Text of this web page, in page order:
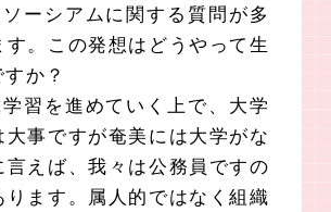
ソーシアムに関する質問が多
す。この発想はどうやって生
か？
習を進めていく上で、大学
大事ですが奄美には大学がな
言えば、我々は公務員ですの
ります。属人的ではなく組織